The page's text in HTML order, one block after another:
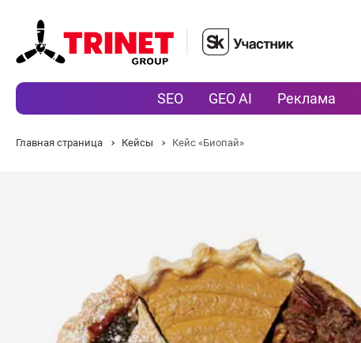
SEO GEO AI Реклама
Главная страница Кейсы Кейс «Биопай»